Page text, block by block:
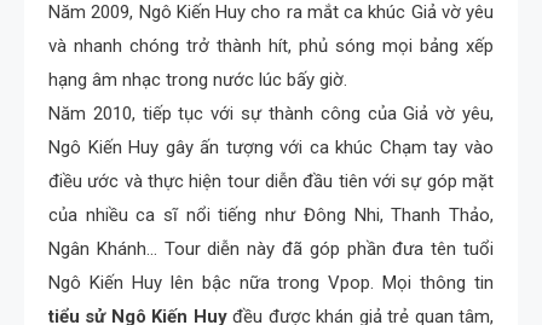
Năm 2009, Ngô Kiến Huy cho ra mắt ca khúc Giả vờ yêu
và nhanh chóng trở thành hít, phủ sóng mọi bảng xếp
hạng âm nhạc trong nước lúc bấy giờ.
Năm 2010, tiếp tục với sự thành công của Giả vờ yêu,
Ngô Kiến Huy gây ấn tượng với ca khúc Chạm tay vào
điều ước và thực hiện tour diễn đầu tiên với sự góp mặt
của nhiều ca sĩ nổi tiếng như Đông Nhi, Thanh Thảo,
Ngân Khánh… Tour diễn này đã góp phần đưa tên tuổi
Ngô Kiến Huy lên bậc nữa trong Vpop. Mọi thông tin
tiểu sử Ngô Kiến Huyđều được khán giả trẻ quan tâm,